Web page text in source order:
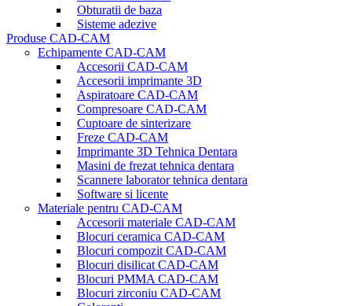
Obturatii de baza
Sisteme adezive
Produse CAD-CAM
Echipamente CAD-CAM
Accesorii CAD-CAM
Accesorii imprimante 3D
Aspiratoare CAD-CAM
Compresoare CAD-CAM
Cuptoare de sinterizare
Freze CAD-CAM
Imprimante 3D Tehnica Dentara
Masini de frezat tehnica dentara
Scannere laborator tehnica dentara
Software si licente
Materiale pentru CAD-CAM
Accesorii materiale CAD-CAM
Blocuri ceramica CAD-CAM
Blocuri compozit CAD-CAM
Blocuri disilicat CAD-CAM
Blocuri PMMA CAD-CAM
Blocuri zirconiu CAD-CAM